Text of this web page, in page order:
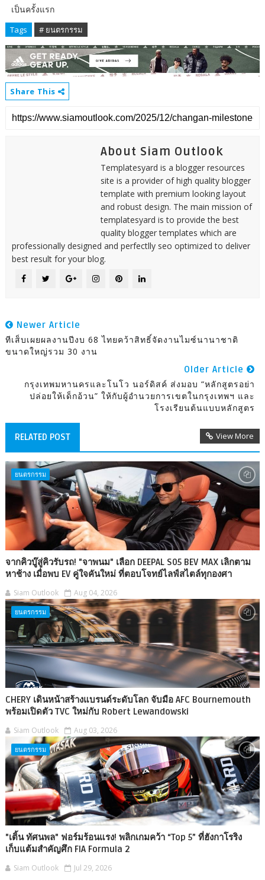
เป็นครั้งแรก
Tags # ยนตรกรรม
Share This
About Siam Outlook
Templatesyard is a blogger resources
site is a provider of high quality blogger
template with premium looking layout
and robust design. The main mission of
templatesyard is to provide the best
quality blogger templates which are
professionally designed and perfectlly seo optimized to deliver
best result for your blog.
Newer Article
ทีเส็บเผยผลงานปีงบ 68 ไทยคว้าสิทธิ์จัดงานไมซ์นานาชาติ
ขนาดใหญ่รวม 30 งาน
Older Article
กรุงเทพมหานครและโนโว นอร์ดิสค์ ส่งมอบ “หลักสูตรอย่า
ปล่อยให้เด็กอ้วน” ให้กับผู้อำนวยการเขตในกรุงเทพฯ และ
โรงเรียนต้นแบบหลักสูตร
RELATED POST View More
ยนตรกรรม
จากคิวบู๊สู่คิวรับรถ! "จาพนม" เลือก DEEPAL S05 BEV MAX เลิกตาม
หาช้าง เมื่อพบ EV คู่ใจคันใหม่ ที่ตอบโจทย์ไลฟ์สไตล์ทุกองศา
Siam Outlook Aug 04, 2026
ยนตรกรรม
CHERY เดินหน้าสร้างแบรนด์ระดับโลก จับมือ AFC Bournemouth
พร้อมเปิดตัว TVC ใหม่กับ Robert Lewandowski
Siam Outlook Aug 03, 2026
ยนตรกรรม
"เติ้น ทัศนพล" ฟอร์มร้อนแรง! พลิกเกมคว้า “Top 5” ที่ฮังกาโรริง
เก็บแต้มสำคัญศึก FIA Formula 2
Siam Outlook Jul 29, 2026